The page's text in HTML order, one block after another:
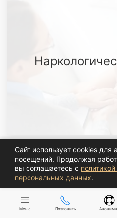
Лечение
Меню Позвонить
Сайт использует cookies для
посещений. Продолжая
вы соглашаетесь с
персональных данных.